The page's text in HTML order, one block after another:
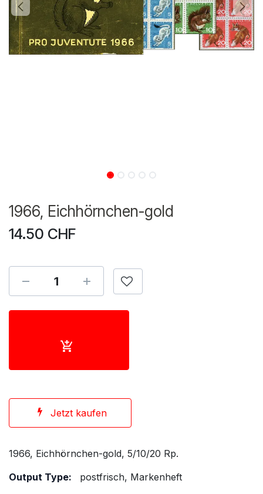
1966, Eichhörnchen-gold
14.50 CHF
Jetzt kaufen
1966, Eichhörnchen-gold, 5/10/20 Rp.
Output Type:
postfrisch, Markenheft